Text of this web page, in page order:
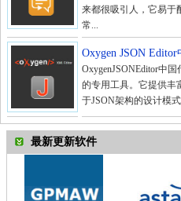
来都很吸引人，它易于
常...
Oxygen JSON
OxygenJSONEditor中
的专用工具。它提供丰
于JSON架构的设计模
最新更新软件